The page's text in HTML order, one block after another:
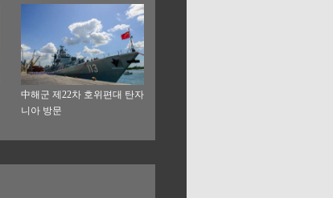
中해군 제22차 호위편대 탄자
니아 방문